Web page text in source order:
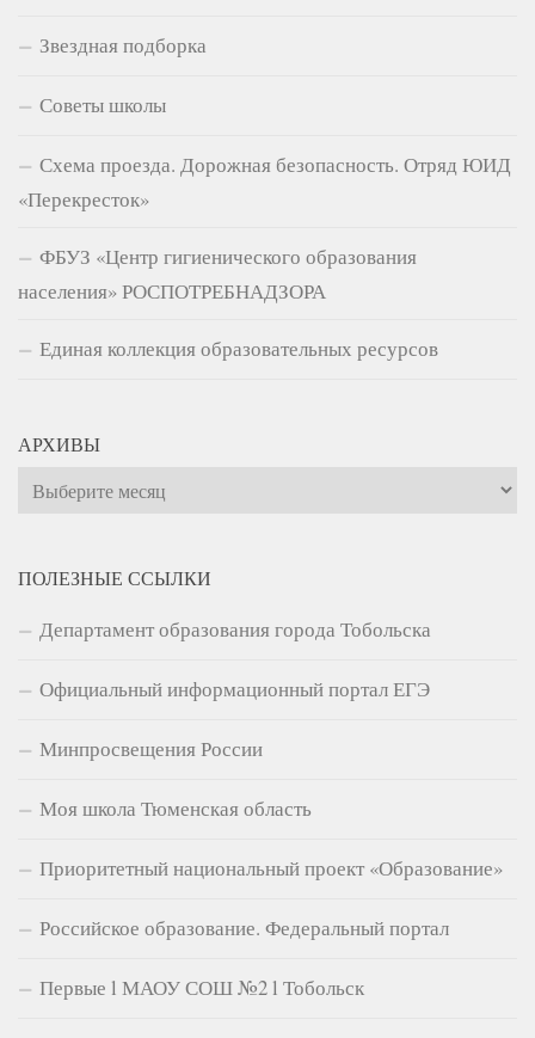
Звездная подборка
Советы школы
Схема проезда. Дорожная безопасность. Отряд ЮИД
«Перекресток»
ФБУЗ «Центр гигиенического образования
населения» РОСПОТРЕБНАДЗОРА
Единая коллекция образовательных ресурсов
АРХИВЫ
Архивы
ПОЛЕЗНЫЕ ССЫЛКИ
Департамент образования города Тобольска
Официальный информационный портал ЕГЭ
Минпросвещения России
Моя школа Тюменская область
Приоритетный национальный проект «Образование»
Российское образование. Федеральный портал
Первые l МАОУ СОШ №2 l Тобольск